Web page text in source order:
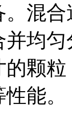
混
均
颗
能。